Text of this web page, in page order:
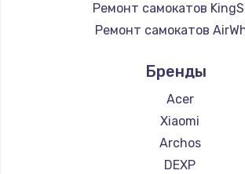
Ремонт самокатов
Ремонт самокатов
Ремонт самокатов
Ремонт самокатов
Ремонт самокатов
Ремонт самокатов
Ремонт самокатов Bork
Бренды
Acer
Xiaomi
Archos
DEXP